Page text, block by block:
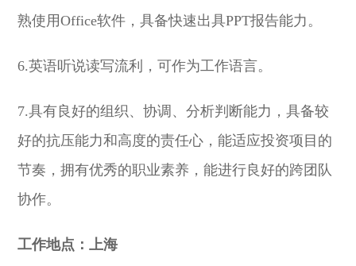
熟使用Office软件，具备快速出具PPT报告能力。
6.英语听说读写流利，可作为工作语言。
7.具有良好的组织、协调、分析判断能力，具备较
好的抗压能力和高度的责任心，能适应投资项目的
节奏，拥有优秀的职业素养，能进行良好的跨团队
协作。
工作地点：上海